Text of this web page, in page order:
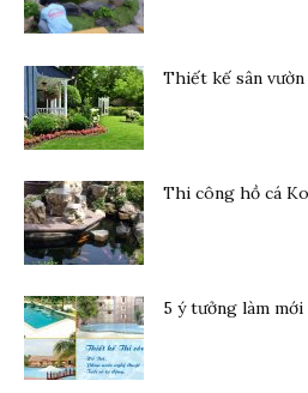
Thiết kế sân
Thi công hồ cá
5 ý tưởng làm mới